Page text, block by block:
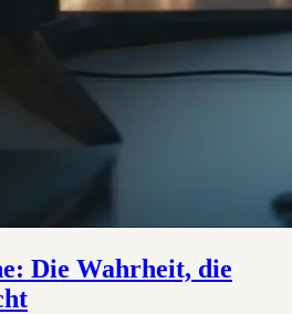
Die Wahrheit, die